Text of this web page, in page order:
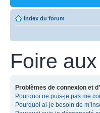
Index du forum
Foire
Problèmes de connexion et
Pourquoi ne puis-je pas me
Pourquoi ai-je besoin de